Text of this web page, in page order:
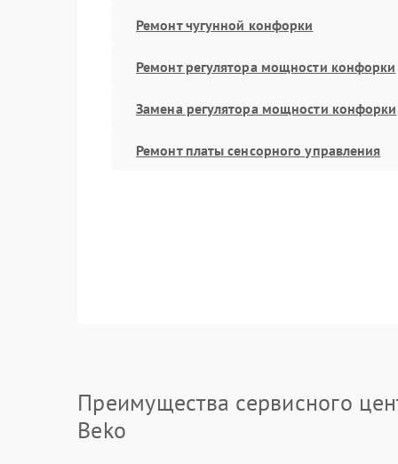
Ремонт чугунной конфорки
Ремонт регулятора мощности конфорки
Замена регулятора мощности конфорки
Ремонт платы сенсорного управления
Преимущества сервисного
Beko